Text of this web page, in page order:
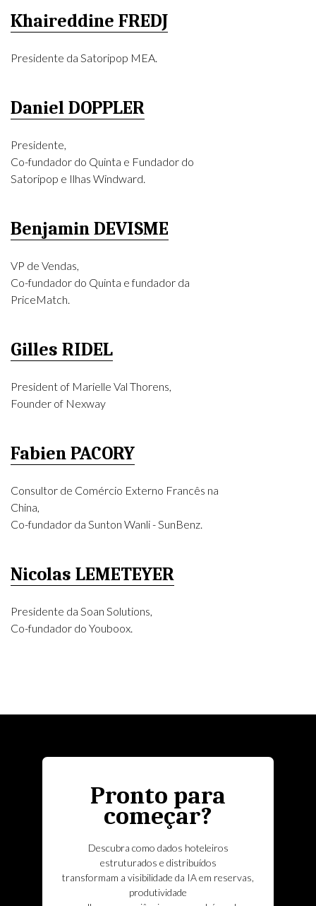
Nicolas LEMETEYER
Presidente da Soan Solutions,
Co-fundador do Youboox.
Fabien PACORY
Consultor de Comércio Externo Francês na
China,
Co-fundador da Sunton Wanli - SunBenz.
Gilles RIDEL
President of Marielle Val Thorens,
Founder of Nexway
Benjamin DEVISME
VP de Vendas,
Co-fundador do Quinta e fundador da
PriceMatch.
Daniel DOPPLER
Presidente,
Co-fundador do Quinta e Fundador do
Satoripop e Ilhas Windward.
Khaireddine FREDJ
Presidente da Satoripop MEA.
Pronto para
começar?
Descubra como dados hoteleiros
estruturados e distribuídos
transformam a visibilidade da IA em reservas,
produtividade